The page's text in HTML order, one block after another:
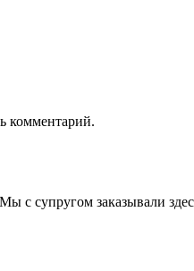
комментарий.
с супругом заказывали